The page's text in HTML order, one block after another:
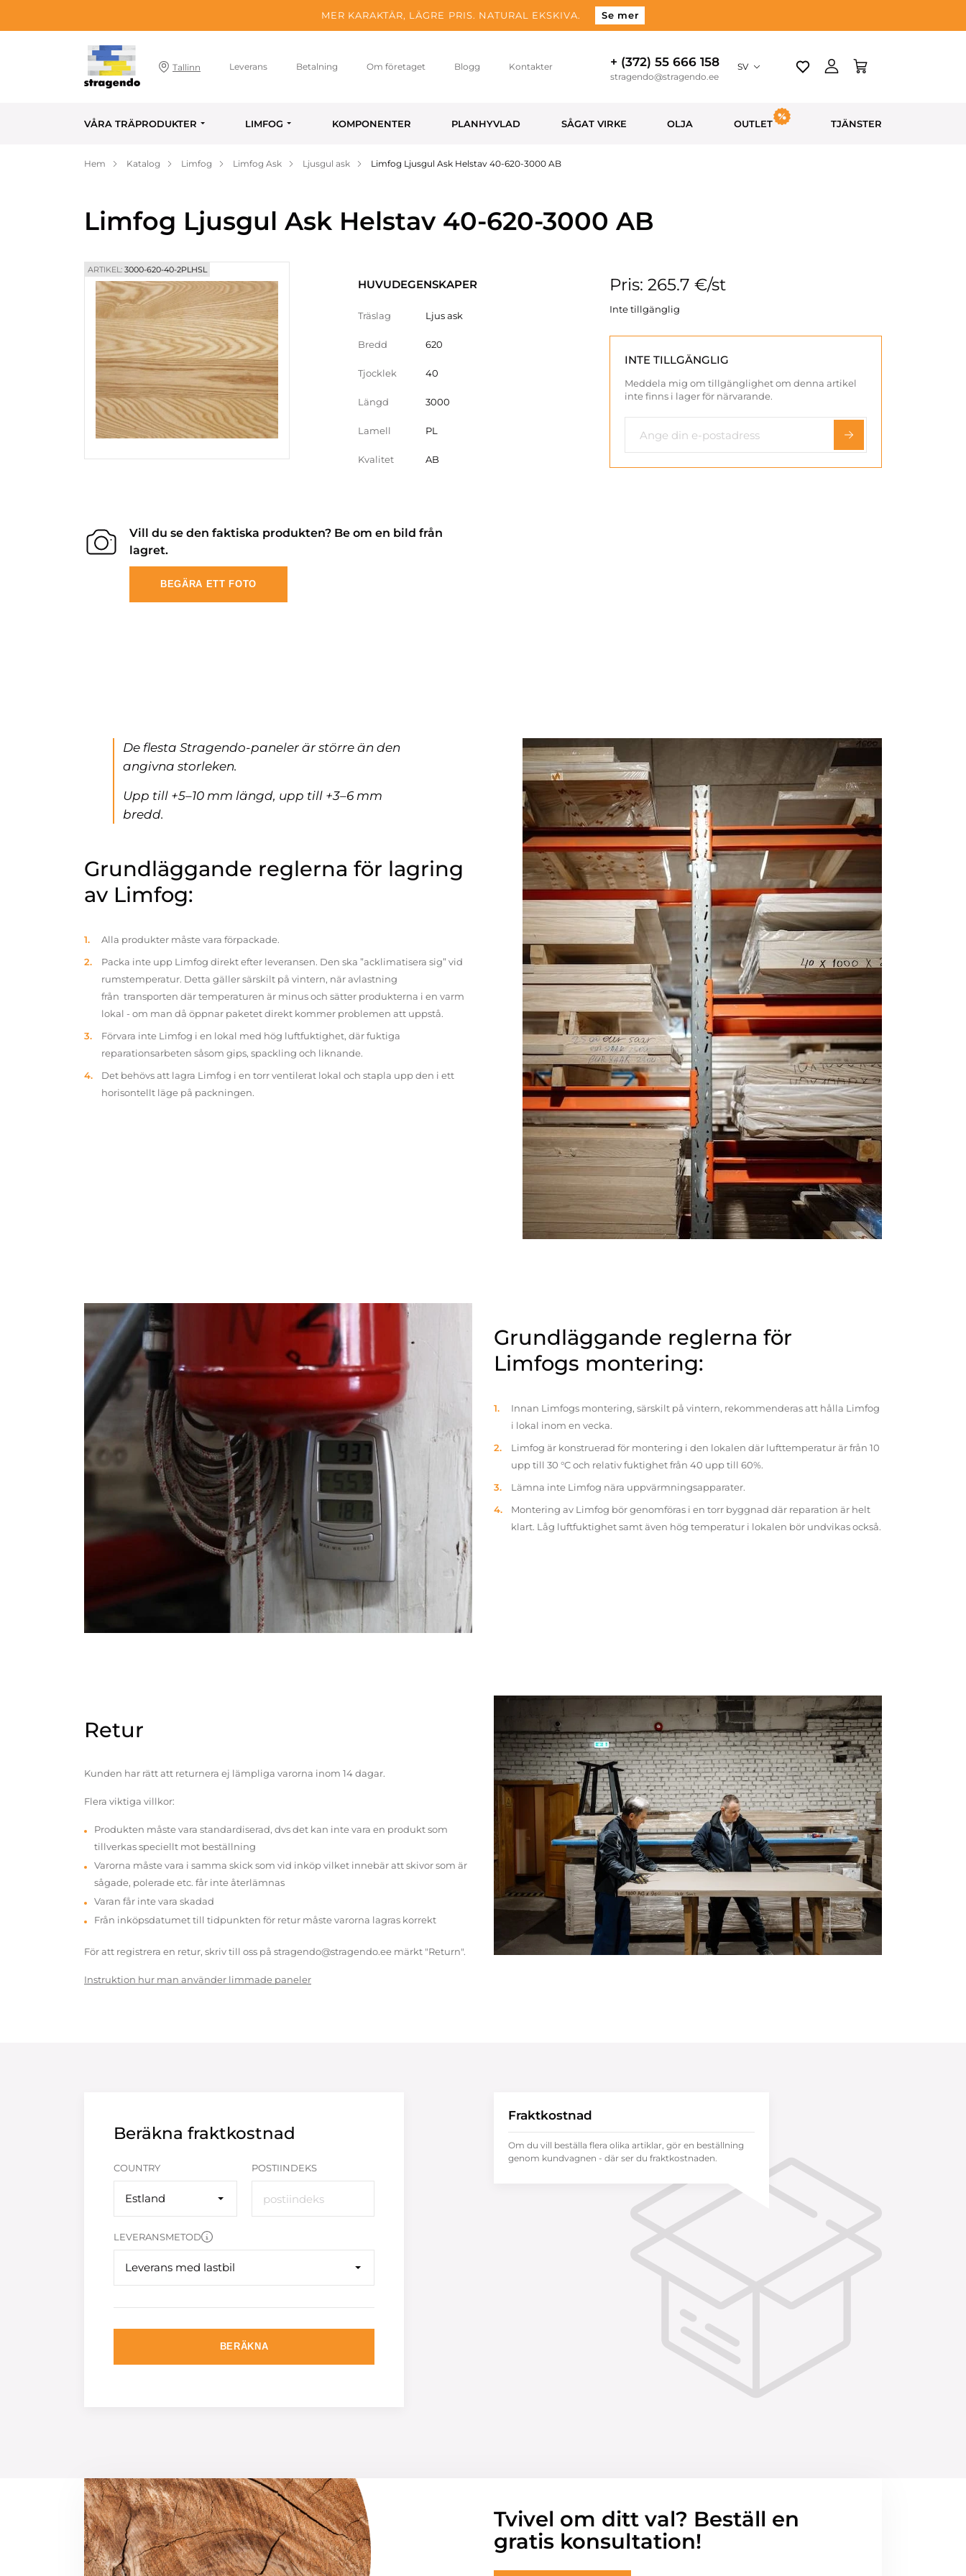
MER KARAKTÄR, LÄGRE PRIS. NATURAL EKSKIVA. Se mer
Tallinn Leverans Betalning Om företaget Blogg Kontakter + (372) 55 666 158
stragendo@stragendo.ee
SV
VÅRA TRÄPRODUKTER LIMFOG KOMPONENTER PLANHYVLAD SÅGAT VIRKE OLJA OUTLET TJÄNSTER
Hem Katalog Limfog Limfog Ask Ljusgul ask Limfog Ljusgul Ask Helstav 40-620-3000 AB
Limfog Ljusgul Ask Helstav 40-620-3000 AB
ARTIKEL: 3000-620-40-2PLHSL
HUVUDEGENSKAPER
Träslag Ljus ask
Bredd 620
Tjocklek 40
Längd 3000
Lamell PL
Kvalitet AB
Pris: 265.7 €/st
Inte tillgänglig
INTE TILLGÄNGLIG
Meddela mig om tillgänglighet om denna artikel
inte finns i lager för närvarande.
Vill du se den faktiska produkten? Be om en bild från
lagret.
BEGÄRA ETT FOTO
De flesta Stragendo-paneler är större än den
angivna storleken.
Upp till +5–10 mm längd, upp till +3–6 mm
bredd.
Grundläggande reglerna för lagring
av Limfog:
Alla produkter måste vara förpackade.
Packa inte upp Limfog direkt efter leveransen. Den ska ”acklimatisera sig” vid
rumstemperatur. Detta gäller särskilt på vintern, när avlastning
från transporten där temperaturen är minus och sätter produkterna i en varm
lokal - om man då öppnar paketet direkt kommer problemen att uppstå.
Förvara inte Limfog i en lokal med hög luftfuktighet, där fuktiga
reparationsarbeten såsom gips, spackling och liknande.
Det behövs att lagra Limfog i en torr ventilerat lokal och stapla upp den i ett
horisontellt läge på packningen.
Grundläggande reglerna för
Limfogs montering:
Innan Limfogs montering, särskilt på vintern, rekommenderas att hålla Limfog
i lokal inom en vecka.
Limfog är konstruerad för montering i den lokalen där lufttemperatur är från 10
upp till 30 °C och relativ fuktighet från 40 upp till 60%.
Lämna inte Limfog nära uppvärmningsapparater.
Montering av Limfog bör genomföras i en torr byggnad där reparation är helt
klart. Låg luftfuktighet samt även hög temperatur i lokalen bör undvikas också.
Retur
Kunden har rätt att returnera ej lämpliga varorna inom 14 dagar.
Flera viktiga villkor:
Produkten måste vara standardiserad, dvs det kan inte vara en produkt som
tillverkas speciellt mot beställning
Varorna måste vara i samma skick som vid inköp vilket innebär att skivor som är
sågade, polerade etc. får inte återlämnas
Varan får inte vara skadad
Från inköpsdatumet till tidpunkten för retur måste varorna lagras korrekt
För att registrera en retur, skriv till oss på stragendo@stragendo.ee märkt "Return".
Instruktion hur man använder limmade paneler
Beräkna fraktkostnad
COUNTRY
Estland
POSTIINDEKS
LEVERANSMETOD
Leverans med lastbil
BERÄKNA
Fraktkostnad
Om du vill beställa flera olika artiklar, gör en beställning
genom kundvagnen - där ser du fraktkostnaden.
Tvivel om ditt val? Beställ en
gratis konsultation!